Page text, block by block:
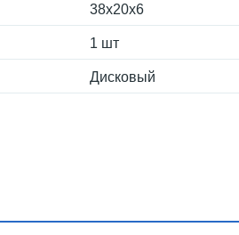
38x20x6
1 шт
Дисковый